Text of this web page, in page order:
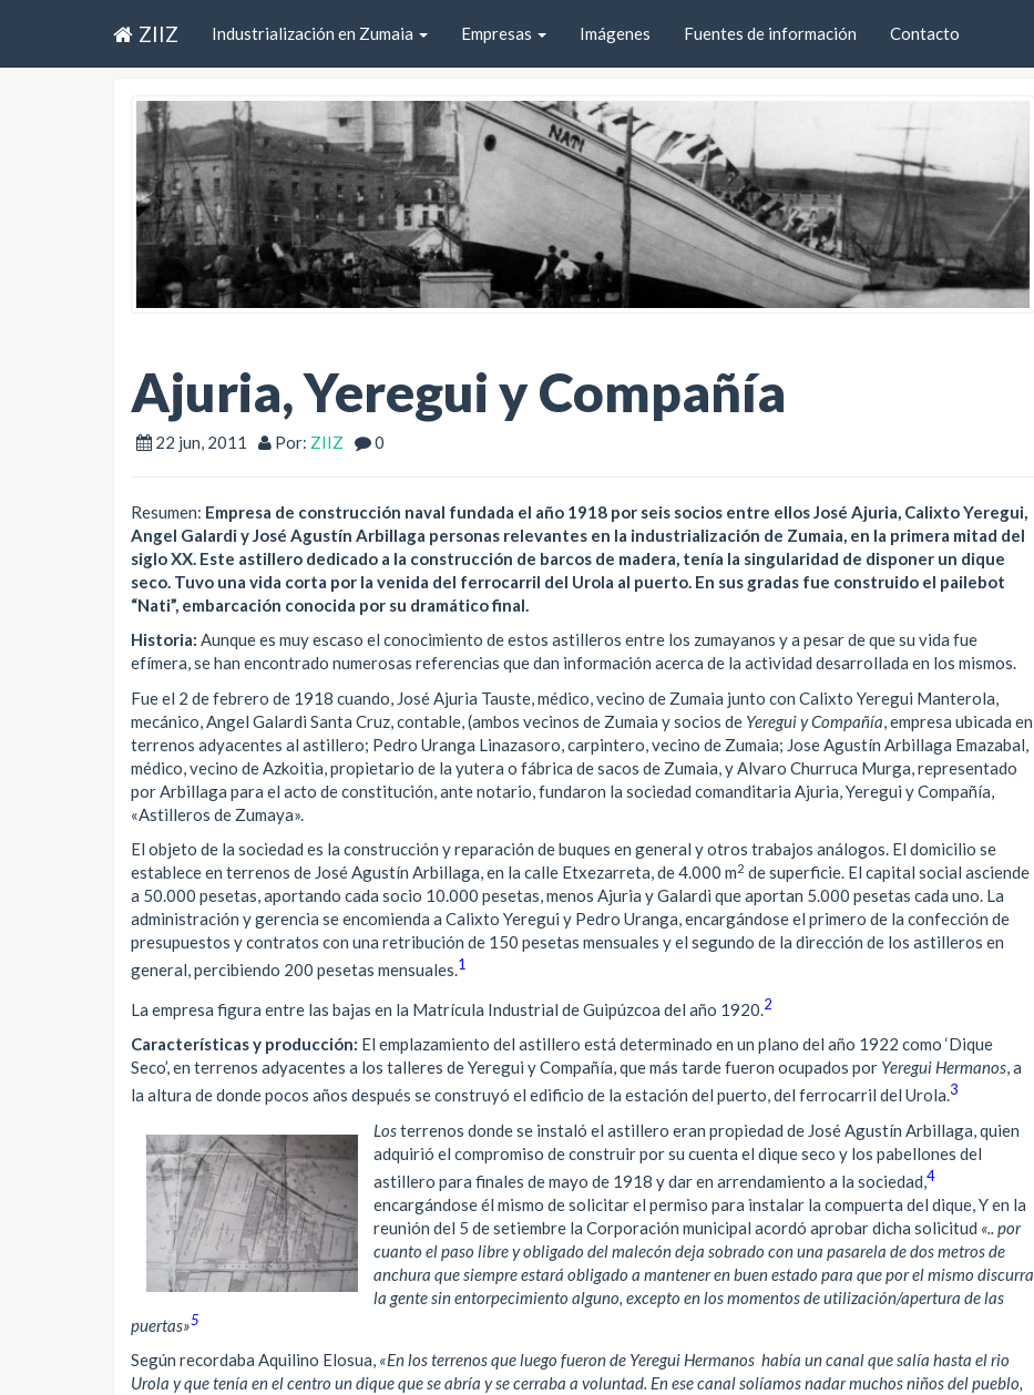
ZIIZ Industrialización en Zumaia Empresas Imágenes Fuentes de información Contacto
Ajuria, Yeregui y Compañía
22 jun, 2011 Por: ZIIZ 0
Resumen: Empresa de construcción naval fundada el año 1918 por seis socios entre ellos José Ajuria, Calixto Yeregui,
Angel Galardi y José Agustín Arbillaga personas relevantes en la industrialización de Zumaia, en la primera mitad del
siglo XX. Este astillero dedicado a la construcción de barcos de madera, tenía la singularidad de disponer un dique
seco. Tuvo una vida corta por la venida del ferrocarril del Urola al puerto. En sus gradas fue construido el pailebot
“Nati”, embarcación conocida por su dramático final.
Historia: Aunque es muy escaso el conocimiento de estos astilleros entre los zumayanos y a pesar de que su vida fue
efímera, se han encontrado numerosas referencias que dan información acerca de la actividad desarrollada en los mismos.
Fue el 2 de febrero de 1918 cuando, José Ajuria Tauste, médico, vecino de Zumaia junto con Calixto Yeregui Manterola,
mecánico, Angel Galardi Santa Cruz, contable, (ambos vecinos de Zumaia y socios de Yeregui y Compañía, empresa ubicada en
terrenos adyacentes al astillero; Pedro Uranga Linazasoro, carpintero, vecino de Zumaia; Jose Agustín Arbillaga Emazabal,
médico, vecino de Azkoitia, propietario de la yutera o fábrica de sacos de Zumaia, y Alvaro Churruca Murga, representado
por Arbillaga para el acto de constitución, ante notario, fundaron la sociedad comanditaria Ajuria, Yeregui y Compañía,
«Astilleros de Zumaya».
El objeto de la sociedad es la construcción y reparación de buques en general y otros trabajos análogos. El domicilio se
establece en terrenos de José Agustín Arbillaga, en la calle Etxezarreta, de 4.000 m2 de superficie. El capital social asciende
a 50.000 pesetas, aportando cada socio 10.000 pesetas, menos Ajuria y Galardi que aportan 5.000 pesetas cada uno. La
administración y gerencia se encomienda a Calixto Yeregui y Pedro Uranga, encargándose el primero de la confección de
presupuestos y contratos con una retribución de 150 pesetas mensuales y el segundo de la dirección de los astilleros en
general, percibiendo 200 pesetas mensuales.1
La empresa figura entre las bajas en la Matrícula Industrial de Guipúzcoa del año 1920.2
Características y producción: El emplazamiento del astillero está determinado en un plano del año 1922 como ‘Dique
Seco’, en terrenos adyacentes a los talleres de Yeregui y Compañía, que más tarde fueron ocupados por Yeregui Hermanos, a
la altura de donde pocos años después se construyó el edificio de la estación del puerto, del ferrocarril del Urola.3
Losterrenos donde se instaló el astillero eran propiedad de José Agustín Arbillaga, quien
adquirió el compromiso de construir por su cuenta el dique seco y los pabellones del
astillero para finales de mayo de 1918 y dar en arrendamiento a la sociedad,4
encargándose él mismo de solicitar el permiso para instalar la compuerta del dique, Y en la
reunión del 5 de setiembre la Corporación municipal acordó aprobar dicha solicitud «.. por
cuanto el paso libre y obligado del malecón deja sobrado con una pasarela de dos metros de
anchura que siempre estará obligado a mantener en buen estado para que por el mismo discurra
la gente sin entorpecimiento alguno, excepto en los momentos de utilización/apertura de las
puertas»5
Según recordaba Aquilino Elosua, «En los terrenos que luego fueron de Yeregui Hermanos había un canal que salía hasta el rio
Urola y que tenía en el centro un dique que se abría y se cerraba a voluntad. En ese canal solíamos nadar muchos niños del pueblo,